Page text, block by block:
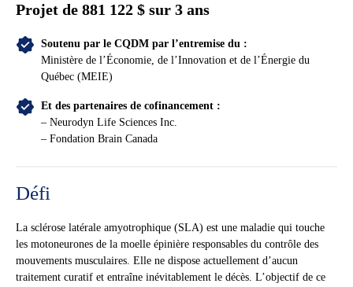
Projet de 881 122 $ sur 3 ans
Soutenu par le CQDM par l’entremise du :
Ministère de l’Économie, de l’Innovation et de l’Énergie du
Québec (MEIE)
Et des partenaires de cofinancement :
– Neurodyn Life Sciences Inc.
– Fondation Brain Canada
Défi
La sclérose latérale amyotrophique (SLA) est une maladie qui touche
les motoneurones de la moelle épinière responsables du contrôle des
mouvements musculaires. Elle ne dispose actuellement d’aucun
traitement curatif et entraîne inévitablement le décès. L’objectif de ce